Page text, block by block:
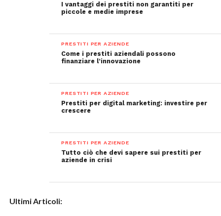
I vantaggi dei prestiti non garantiti per
piccole e medie imprese
PRESTITI PER AZIENDE
Come i prestiti aziendali possono
finanziare l’innovazione
PRESTITI PER AZIENDE
Prestiti per digital marketing: investire per
crescere
PRESTITI PER AZIENDE
Tutto ciò che devi sapere sui prestiti per
aziende in crisi
Ultimi Articoli: